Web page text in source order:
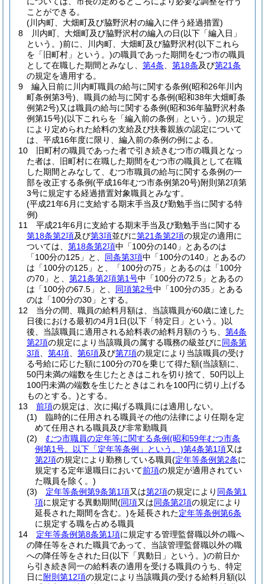
ことができる。
(川内町、大畑町及び脇野沢村の編入に伴う経過措置)
8
川内町、大畑町及び脇野沢村の編入の日(以下「編入日」
という。)前に、川内町、大畑町及び脇野沢村(以下これら
を「旧町村」という。)の職員であった期間をむつ市の職員
として在職した期間とみなし、 第4条 第18条及び第21条
の規定を適用する。
9
編入日前に川内町職員の給与に関する条例(昭和26年川内
町条例第3号) 、職員の給与に関する条例(昭和38年大畑町条
例第2号)又は職員の給与に関する条例(昭和36年脇野沢村条
例第15号)(以下これらを「編入前の条例」という。)の規定
により定められた給料の支給及び扶養親族の認定について
は、平成16年度に限り、編入前の条例の例による。
10
旧町村の職員であった者で引き続きむつ市の職員となっ
た者は、旧町村に在職した期間をむつ市の職員として在職
した期間とみなして、むつ市職員の給与に関する条例の一
部を改正する条例(平成16年むつ市条例第20号)附則第2項第
3号に規定する経過措置対象職員とみなす。
(平成21年6月に支給する期末手当及び勤勉手当に関する特
例)
11
平成21年6月に支給する期末手当及び勤勉手当に関する
第18条第2項及び第3項並びに第21条第2項の規定の適用に
ついては、 第18条第2項中「100分の140」とあるのは
「100分の125」と、 同条第3項中「100分の140」とあるの
は「100分の125」と、「100分の75」とあるのは「100分
の70」と、 第21条第2項第1号中「100分の72.5」とあるの
は「100分の67.5」と、 同項第2号中「100分の35」とある
のは「100分の30」とする。
12
当分の間、職員の給料月額は、当該職員が60歳に達した
日後における最初の4月1日(以下「特定日」という。)以
後、当該職員に適用される給料表の給料月額のうち、 第4条
第2項の規定により当該職員の属する職務の級並びに同条第
3項
第4項 第6項及び第7項の規定により当該職員の受け
る号給に応じた額に100分の70を乗じて得た額(当該額に、
50円未満の端数を生じたときはこれを切り捨て、50円以上
100円未満の端数を生じたときはこれを100円に切り上げる
ものとする。)とする。
13
前項の規定は、次に掲げる職員には適用しない。
(1)
臨時的に任用される職員その他の法律により任期を定
めて任用される職員及び非常勤職員
(2)
むつ市職員の定年等に関する条例(昭和59年むつ市条
例第1号。以下「定年等条例」という。)第4条第1項又は
第2項の規定により勤務している職員(定年等条例第2条に
規定する定年退職日において前項の規定が適用されてい
た職員を除く。)
(3)
定年等条例第9条第1項又は第2項の規定により 同条第1
項に規定する異動期間(同項又は同条第2項の規定により
延長された期間を含む。)を延長された定年等条例第6条
に規定する職を占める職員
14
定年等条例第8条第1項に規定する管理監督職以外の職へ
の降任等をされた職員であって、当該管理監督職以外の職
への降任等をされた日(以下「異動日」という。)の前日か
ら引き続き同一の給料表の適用を受ける職員のうち、特定
日に 附則第12項の規定により当該職員の受ける給料月額(以